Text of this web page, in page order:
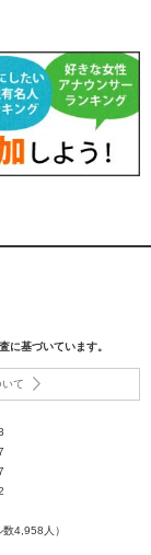
に基づいています。
て
4,958人）